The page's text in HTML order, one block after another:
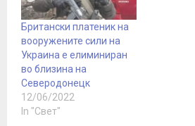
Британски платеник на
вооружените сили на
Украина е елиминиран
во близина на
Северодонецк
12/06/2022
In "Свет"